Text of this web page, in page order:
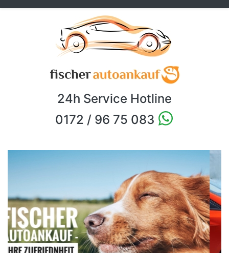
24h Service Hotline
0172 / 96 75 083
Previous Next